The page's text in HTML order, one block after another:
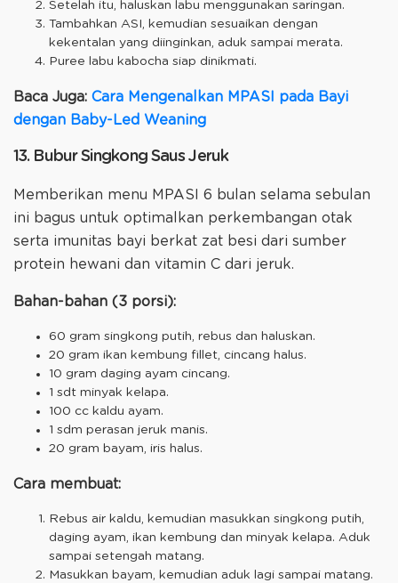
Setelah itu, haluskan labu menggunakan saringan.
Tambahkan ASI, kemudian sesuaikan dengan
kekentalan yang diinginkan, aduk sampai merata.
Puree labu kabocha siap dinikmati.
Baca Juga: Cara Mengenalkan MPASI pada Bayi
dengan Baby-Led Weaning
13. Bubur Singkong Saus Jeruk
Memberikan menu MPASI 6 bulan selama sebulan
ini bagus untuk optimalkan perkembangan otak
serta imunitas bayi berkat zat besi dari sumber
protein hewani dan vitamin C dari jeruk.
Bahan-bahan (3 porsi):
60 gram singkong putih, rebus dan haluskan.
20 gram ikan kembung fillet, cincang halus.
10 gram daging ayam cincang.
1 sdt minyak kelapa.
100 cc kaldu ayam.
1 sdm perasan jeruk manis.
20 gram bayam, iris halus.
Cara membuat:
Rebus air kaldu, kemudian masukkan singkong putih,
daging ayam, ikan kembung dan minyak kelapa. Aduk
sampai setengah matang.
Masukkan bayam, kemudian aduk lagi sampai matang.